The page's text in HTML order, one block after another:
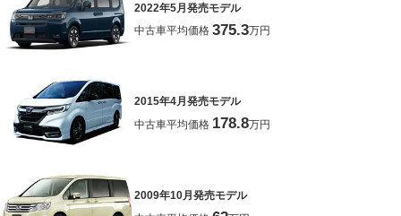
2022年5月発売モデル
中古車平均価格 375.3万円
2015年4月発売モデル
中古車平均価格 178.8万円
2009年10月発売モデル